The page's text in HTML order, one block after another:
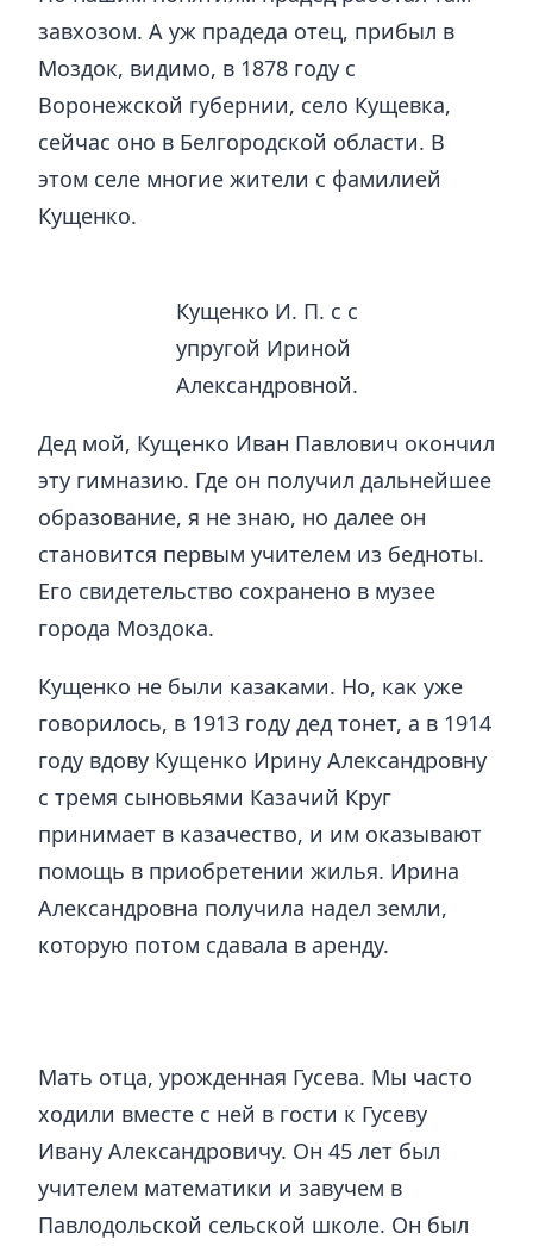
завхозом. А уж прадеда отец, прибыл в
Моздок, видимо, в 1878 году с
Воронежской губернии, село Кущевка,
сейчас оно в Белгородской области. В
этом селе многие жители с фамилией
Кущенко.
Кущенко И. П. с с
упругой Ириной
Александровной.
Дед мой, Кущенко Иван Павлович окончил
эту гимназию. Где он получил дальнейшее
образование, я не знаю, но далее он
становится первым учителем из бедноты.
Его свидетельство сохранено в музее
города Моздока.
Кущенко не были казаками. Но, как уже
говорилось, в 1913 году дед тонет, а в 1914
году вдову Кущенко Ирину Александровну
с тремя сыновьями Казачий Круг
принимает в казачество, и им оказывают
помощь в приобретении жилья. Ирина
Александровна получила надел земли,
которую потом сдавала в аренду.
Мать отца, урожденная Гусева. Мы часто
ходили вместе с ней в гости к Гусеву
Ивану Александровичу. Он 45 лет был
учителем математики и завучем в
Павлодольской сельской школе. Он был